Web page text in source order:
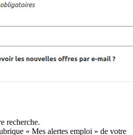
recherche.
« Mes alertes emploi » de votre